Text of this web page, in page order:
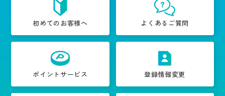
初めてのお客様へ よくあるご質問
ポイントサービス 登録情報変更